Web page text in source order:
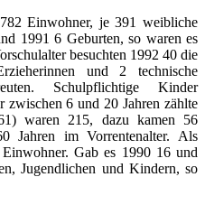
Einwohner, je 391 weibliche
1991 6 Geburten, so waren es
besuchten 1992 40 die
und 2 technische
Schulpflichtige Kinder
6 und 20 Jahren zählte
waren 215, dazu kamen 56
Jahren im Vorrentenalter. Als
Gab es 1990 16 und
Jugendlichen und Kindern, so